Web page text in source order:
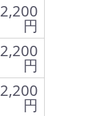
2,200
円
2,200
円
2,200
円